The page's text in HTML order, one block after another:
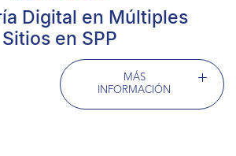
Digital en Múltiples
Sitios en SPP
MÁS
INFORMACIÓN